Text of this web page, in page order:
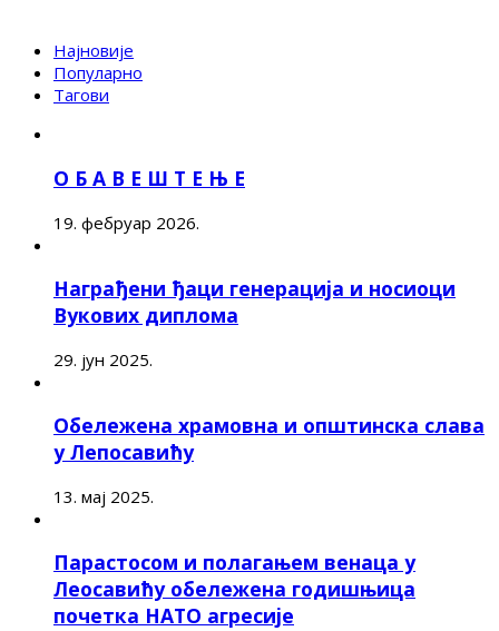
Најновије
Популарно
Тагови
О Б А В Е Ш Т Е Њ Е
19. фебруар 2026.
Награђени ђаци генерација и носиоци
Вукових диплома
29. јун 2025.
Обележена храмовна и општинска слава
у Лепосавићу
13. мај 2025.
Парастосом и полагањем венаца у
Леосавићу обележена годишњица
почетка НАТО агресије